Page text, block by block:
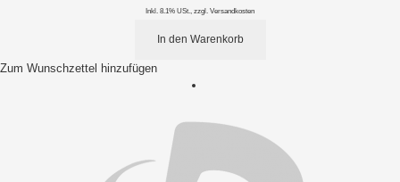
Inkl. 8.1% USt. zzgl. Versandkosten
In den Warenkorb
Zum Wunschzettel hinzufügen